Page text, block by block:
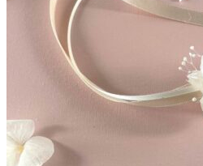
Boutonnières
Boutonnières Classiques
Boutonnières Broches